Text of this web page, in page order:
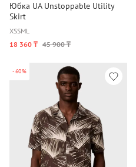
Юбка UA Unstoppable Utility
Skirt
XSSML
18 360 ₸ 45 900 ₸
-60%